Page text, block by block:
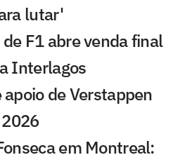
lutar'
de F1 abre venda final
Interlagos
de Verstappen
em Montreal: